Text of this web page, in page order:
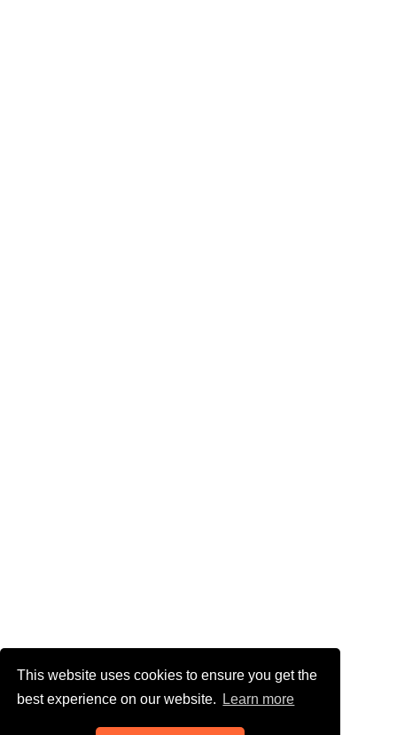
This website uses cookies to ensure you get the
best experience on our website.
Learn more